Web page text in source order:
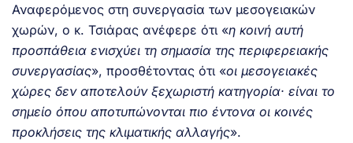
Αναφερόμενος στη συνεργασία των μεσογειακών
χωρών, ο κ. Τσιάρας ανέφερε ότι «η κοινή αυτή
προσπάθεια ενισχύει τη σημασία της περιφερειακής
συνεργασίας», προσθέτοντας ότι «οι μεσογειακές
χώρες δεν αποτελούν ξεχωριστή κατηγορία· είναι το
σημείο όπου αποτυπώνονται πιο έντονα οι κοινές
προκλήσεις της κλιματικής αλλαγής».